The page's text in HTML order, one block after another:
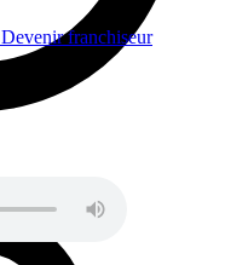
Devenir franchiseur